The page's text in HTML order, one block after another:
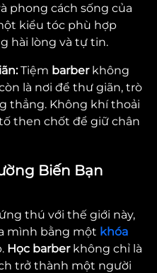
phong cách sống của
kiểu tóc phù hợp
hài lòng và tự tin.
Tiệm barberkhông
là nơi để thư giãn, trò
thẳng. Không khí thoải
then chốt để giữ chân
Biến Bạn
thú với thế giới này,
mình bằng một khóa
Học barberkhông chỉ là
trở thành một người